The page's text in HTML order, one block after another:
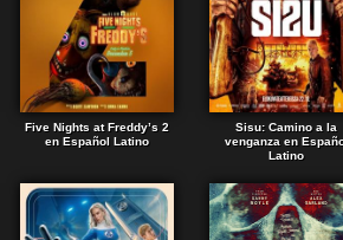
Five Nights at Freddy’s 2
en Español Latino
Sisu: Camino a la
venganza en
Latino